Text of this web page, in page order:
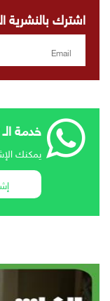
اشترك بالنشرية
خدمة الـ WHATSAPP
يمكنك